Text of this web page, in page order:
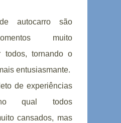
autocarro são
muito
todos, tornando o
entusiasmante.
de experiências
qual todos
cansados, mas